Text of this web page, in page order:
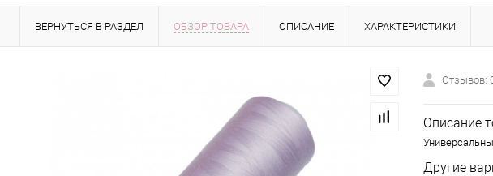
ВЕРНУТЬСЯ В РАЗДЕЛ ОБЗОР ТОВАРА ОПИСАНИЕ ХАРАКТЕРИСТИКИ
Отзывов:
Описание
Другие